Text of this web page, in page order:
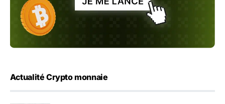
Actualité Crypto monnaie